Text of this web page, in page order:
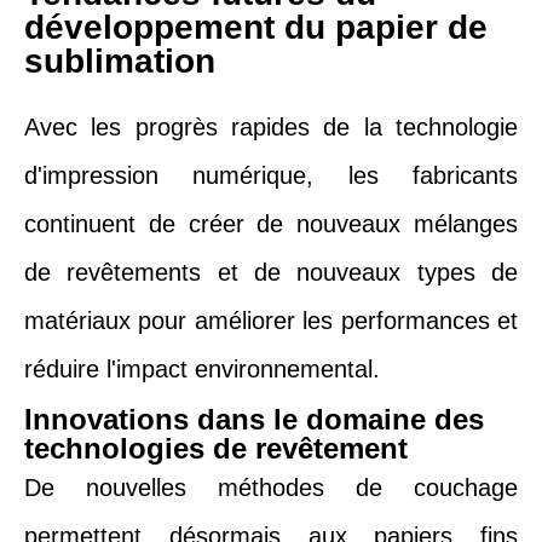
développement du papier de
sublimation
Avec les progrès rapides de la technologie
d'impression numérique, les fabricants
continuent de créer de nouveaux mélanges
de revêtements et de nouveaux types de
matériaux pour améliorer les performances et
réduire l'impact environnemental.
Innovations dans le domaine des
technologies de revêtement
De nouvelles méthodes de couchage
permettent désormais aux papiers fins